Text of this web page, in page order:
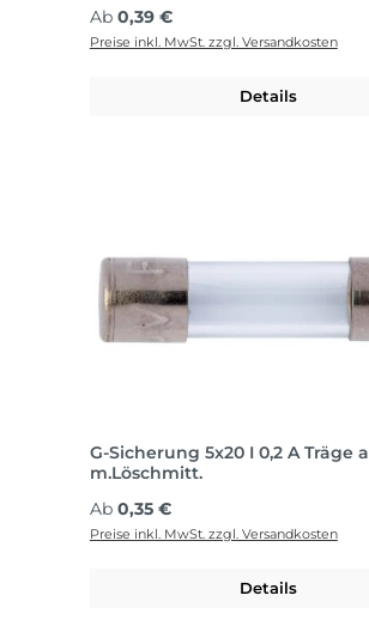
Regulärer Preis:
Ab 0,39 €
Preise inkl. MwSt. zzgl. Versandkosten
Details
G-Sicherung 5x20 I 0,2 A Träge
m.Löschmitt.
Regulärer Preis:
Ab 0,35 €
Preise inkl. MwSt. zzgl. Versandkosten
Details